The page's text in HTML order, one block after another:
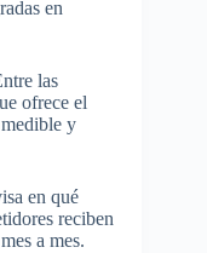
en
las
ofrece el
y
en qué
reciben
a mes.